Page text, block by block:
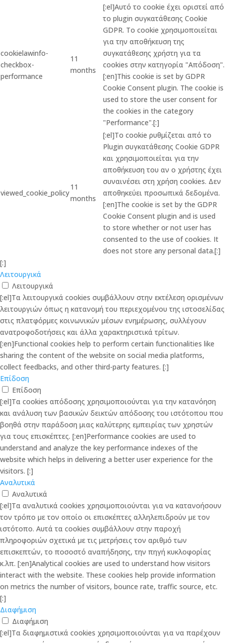
cookielawinfo-
checkbox-
performance
11
months
[:el]Αυτό το cookie έχει οριστεί από
το plugin συγκατάθεσης Cookie
GDPR. Το cookie χρησιμοποιείται
για την αποθήκευση της
συγκατάθεσης χρήστη για τα
cookies στην κατηγορία "Απόδοση".
[:en]This cookie is set by GDPR
Cookie Consent plugin. The cookie is
used to store the user consent for
the cookies in the category
"Performance".[:]
viewed_cookie_policy
11
months
[:el]Το cookie ρυθμίζεται από το
Plugin συγκατάθεσης Cookie GDPR
και χρησιμοποιείται για την
αποθήκευση του αν ο χρήστης έχει
συναινέσει στη χρήση cookies. Δεν
αποθηκεύει προσωπικά δεδομένα.
[:en]The cookie is set by the GDPR
Cookie Consent plugin and is used
to store whether or not user has
consented to the use of cookies. It
does not store any personal data.[:]
[:]
Λειτουργικά
Λειτουργικά
[:el]Τα λειτουργικά cookies συμβάλλουν στην εκτέλεση ορισμένων
λειτουργιών όπως η κατανομή του περιεχομένου της ιστοσελίδας
στις πλατφόρμες κοινωνικών μέσων ενημέρωσης, συλλέγουν
ανατροφοδοτήσεις και άλλα χαρακτηριστικά τρίτων.
[:en]Functional cookies help to perform certain functionalities like
sharing the content of the website on social media platforms,
collect feedbacks, and other third-party features. [:]
Επίδοση
Επίδοση
[:el]Τα cookies απόδοσης χρησιμοποιούνται για την κατανόηση
και ανάλυση των βασικών δεικτών απόδοσης του ιστότοπου που
βοηθά στην παράδοση μιας καλύτερης εμπειρίας των χρηστών
για τους επισκέπτες. [:en]Performance cookies are used to
understand and analyze the key performance indexes of the
website which helps in delivering a better user experience for the
visitors. [:]
Αναλυτικά
Αναλυτικά
[:el]Τα αναλυτικά cookies χρησιμοποιούνται για να κατανοήσουν
τον τρόπο με τον οποίο οι επισκέπτες αλληλεπιδρούν με τον
ιστότοπο. Αυτά τα cookies συμβάλλουν στην παροχή
πληροφοριών σχετικά με τις μετρήσεις τον αριθμό των
επισκεπτών, το ποσοστό αναπήδησης, την πηγή κυκλοφορίας
κ.λπ. [:en]Analytical cookies are used to understand how visitors
interact with the website. These cookies help provide information
on metrics the number of visitors, bounce rate, traffic source, etc.
[:]
Διαφήμιση
Διαφήμιση
[:el]Τα διαφημιστικά cookies χρησιμοποιούνται για να παρέχουν